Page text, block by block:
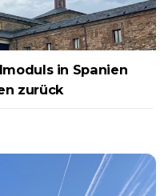
in Spanien
zurück